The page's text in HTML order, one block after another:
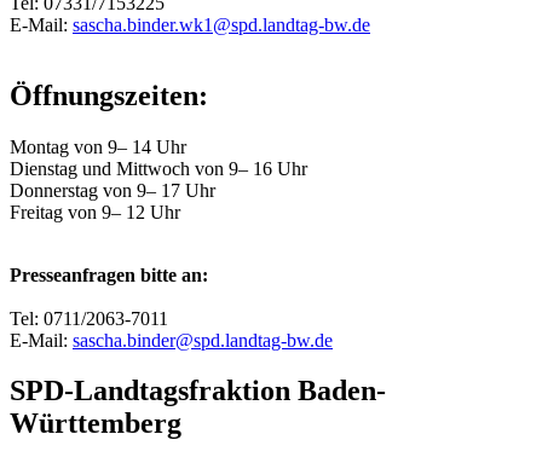
E-Mail: sascha.binder.wk1@spd.landtag-bw.de
Öffnungszeiten:
Montag von 9– 14 Uhr
Dienstag und Mittwoch von 9– 16 Uhr
Donnerstag von 9– 17 Uhr
Freitag von 9– 12 Uhr
Presseanfragen bitte an:
Tel: 0711/2063-7011
E-Mail: sascha.binder@spd.landtag-bw.de
SPD-Landtagsfraktion Baden-
Württemberg